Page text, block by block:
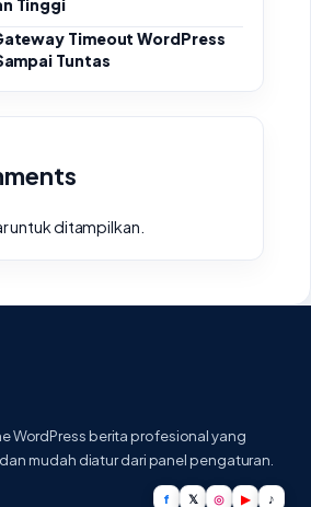
Tinggi
Timeout WordPress
Tuntas
untuk ditampilkan.
WordPress berita profesional yang
mudah diatur dari panel pengaturan.
f 𝕏 ◎ ▶ ♪